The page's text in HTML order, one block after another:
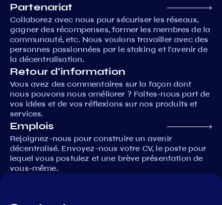
Partenariat
Collaborez avec nous pour sécuriser les réseaux,
gagner des récompenses, former les membres de la
communauté, etc. Nous voulons travailler avec des
personnes passionnées par le staking et l'avenir de
la décentralisation.
Retour d'information
Vous avez des commentaires sur la façon dont
nous pouvons nous améliorer ? Faites-nous part de
vos idées et de vos réflexions sur nos produits et
services.
Emplois
Rejoignez-nous pour construire un avenir
décentralisé. Envoyez-nous votre CV, le poste pour
lequel vous postulez et une brève présentation de
vous-même.